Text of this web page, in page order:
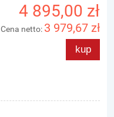
4 895,00 zł
Cena netto: 3 979,67 zł
kup